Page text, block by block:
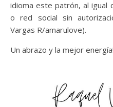
idioma este patrón, al igual
o red social sin
Vargas R/amarulove).
Un abrazo y la mejor